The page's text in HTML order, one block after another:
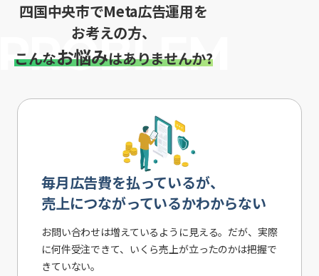
四国中央市でMeta広告運用を
お考えの方、
こんなお悩みはありませんか?
毎月広告費を払っているが、
売上につながっているかわからない
お問い合わせは増えているように見える。だが、実際
に何件受注できて、いくら売上が立ったのかは把握で
きていない。